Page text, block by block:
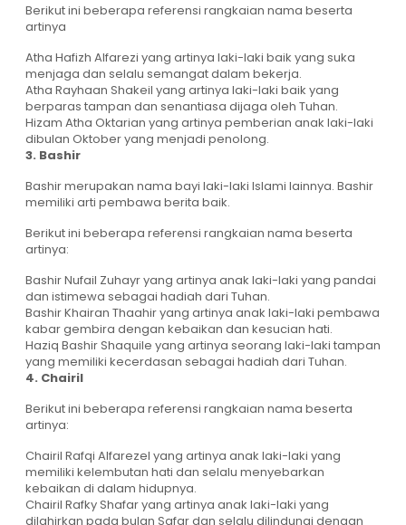
Berikut ini beberapa referensi rangkaian nama beserta
artinya
Atha Hafizh Alfarezi yang artinya laki-laki baik yang suka
menjaga dan selalu semangat dalam bekerja.
Atha Rayhaan Shakeil yang artinya laki-laki baik yang
berparas tampan dan senantiasa dijaga oleh Tuhan.
Hizam Atha Oktarian yang artinya pemberian anak laki-laki
dibulan Oktober yang menjadi penolong.
3. Bashir
Bashir merupakan nama bayi laki-laki Islami lainnya. Bashir
memiliki arti pembawa berita baik.
Berikut ini beberapa referensi rangkaian nama beserta
artinya:
Bashir Nufail Zuhayr yang artinya anak laki-laki yang pandai
dan istimewa sebagai hadiah dari Tuhan.
Bashir Khairan Thaahir yang artinya anak laki-laki pembawa
kabar gembira dengan kebaikan dan kesucian hati.
Haziq Bashir Shaquile yang artinya seorang laki-laki tampan
yang memiliki kecerdasan sebagai hadiah dari Tuhan.
4. Chairil
Berikut ini beberapa referensi rangkaian nama beserta
artinya:
Chairil Rafqi Alfarezel yang artinya anak laki-laki yang
memiliki kelembutan hati dan selalu menyebarkan
kebaikan di dalam hidupnya.
Chairil Rafky Shafar yang artinya anak laki-laki yang
dilahirkan pada bulan Safar dan selalu dilindungi dengan